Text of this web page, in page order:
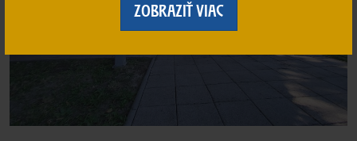
ZOBRAZIŤ VIAC